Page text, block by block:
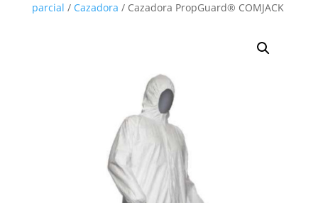
parcial / Cazadora / Cazadora PropGuard® COMJACK